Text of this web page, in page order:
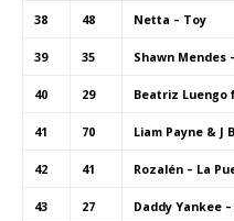
38 48 Netta – Toy
39 35 Shawn Mendes
40 29 Beatriz Luengo
41 70 Liam Payne & J
42 41 Rozalén – La
43 27 Daddy Yankee